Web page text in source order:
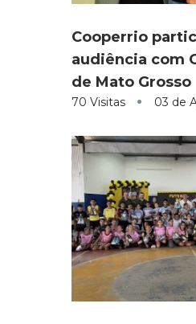
Cooperrio
audiência com
de Mato Grosso
70 Visitas 03 de